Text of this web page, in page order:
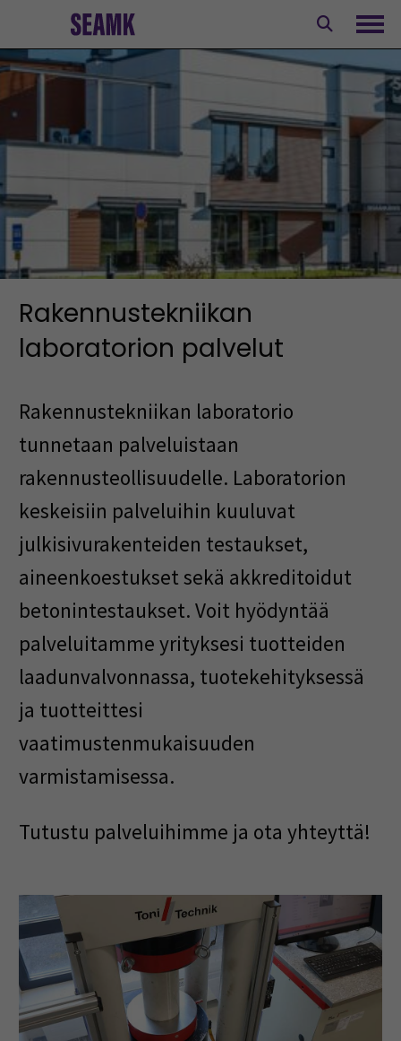
Rakennustekniikan
laboratorion palvelut
Rakennustekniikan laboratorio
tunnetaan palveluistaan
rakennusteollisuudelle. Laboratorion
keskeisiin palveluihin kuuluvat
julkisivurakenteiden testaukset,
aineenkoestukset sekä akkreditoidut
betonintestaukset. Voit hyödyntää
palveluitamme yrityksesi tuotteiden
laadunvalvonnassa, tuotekehityksessä
ja tuotteittesi
vaatimustenmukaisuuden
varmistamisessa.
Tutustu palveluihimme ja ota yhteyttä!